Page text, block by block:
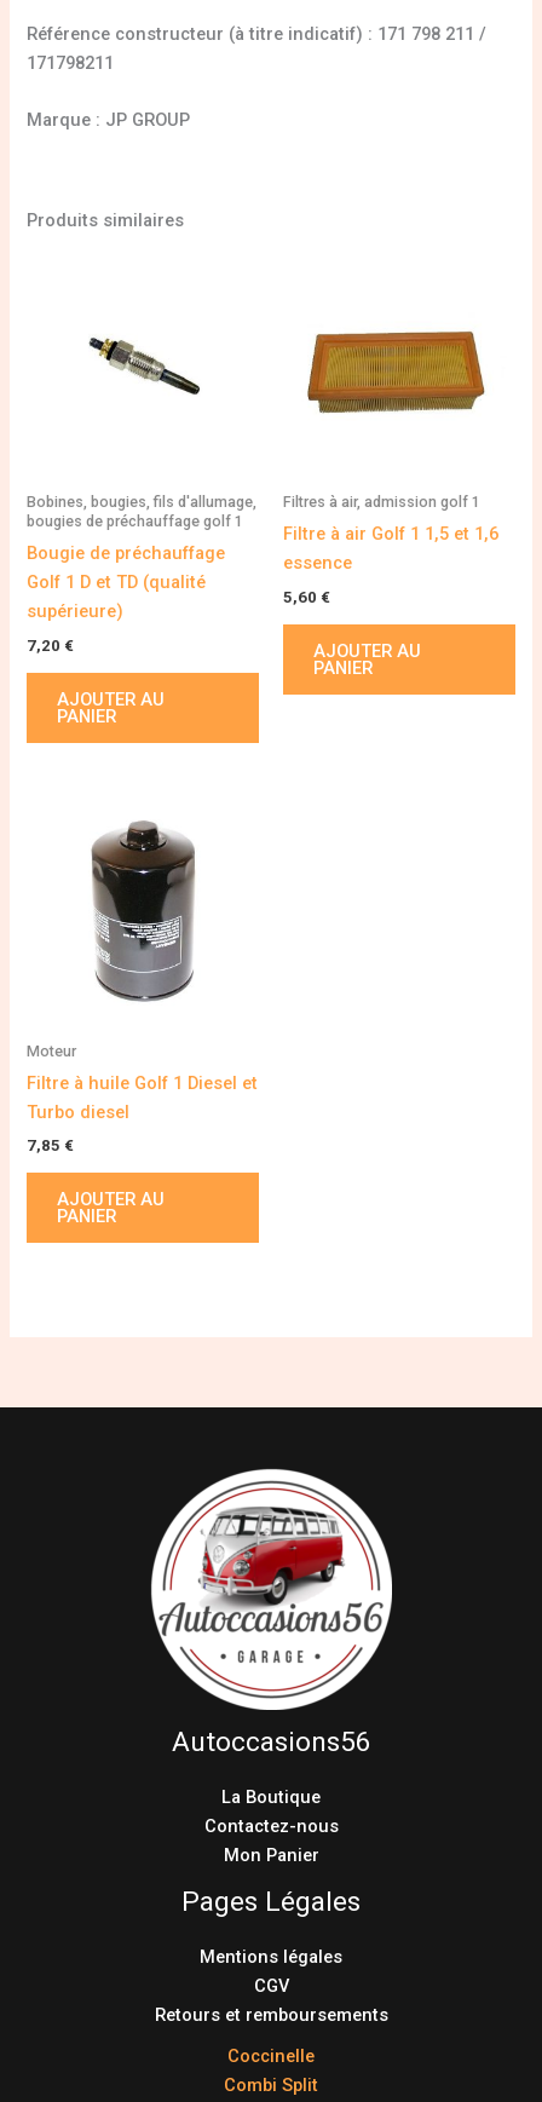
Référence constructeur (à titre indicatif) : 171 798 211 /
171798211
Marque : JP GROUP
Produits similaires
Bobines, bougies, fils d'allumage,
bougies de préchauffage golf 1
Bougie de préchauffage
Golf 1 D et TD (qualité
supérieure)
7,20 €
AJOUTER AU
PANIER
Filtres à air, admission golf 1
Filtre à air Golf 1 1,5 et 1,6
essence
5,60 €
AJOUTER AU
PANIER
Moteur
Filtre à huile Golf 1 Diesel et
Turbo diesel
7,85 €
AJOUTER AU
PANIER
Autoccasions56
La Boutique
Contactez-nous
Mon Panier
Pages Légales
Mentions légales
CGV
Retours et remboursements
Coccinelle
Combi Split